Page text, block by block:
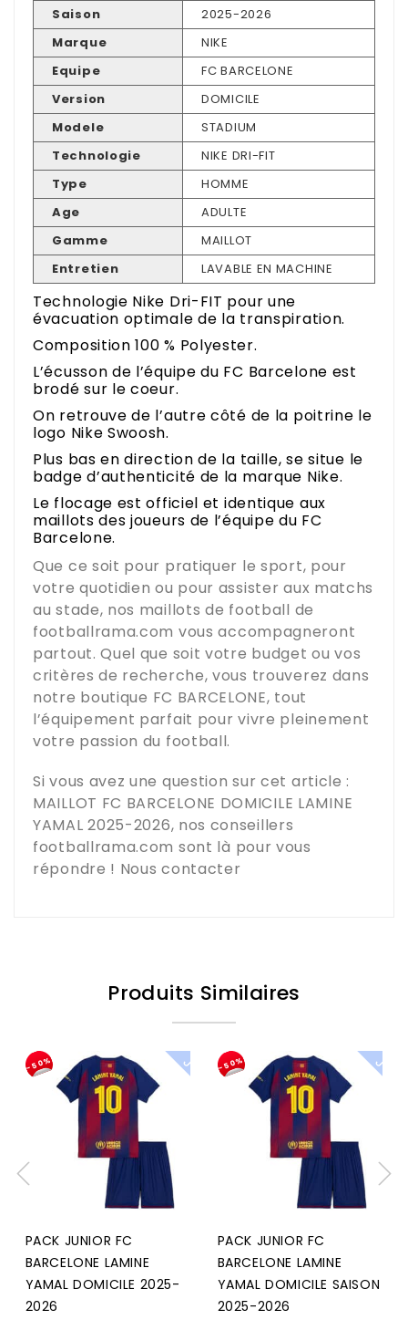
Technologie Nike Dri-FIT pour une
évacuation optimale de la transpiration.
Composition 100 % Polyester.
L’écusson de l’équipe du FC Barcelone est
brodé sur le coeur.
On retrouve de l’autre côté de la poitrine le
logo Nike Swoosh.
Plus bas en direction de la taille, se situe le
badge d’authenticité de la marque Nike.
Le flocage est officiel et identique aux
maillots des joueurs de l’équipe du FC
Barcelone.
Que ce soit pour pratiquer le sport, pour
votre quotidien ou pour assister aux matchs
au stade, nos maillots de football de
footballrama.com vous accompagneront
partout. Quel que soit votre budget ou vos
critères de recherche, vous trouverez dans
notre boutique FC BARCELONE, tout
l’équipement parfait pour vivre pleinement
votre passion du football.
Si vous avez une question sur cet article :
MAILLOT FC BARCELONE DOMICILE LAMINE
YAMAL 2025-2026, nos conseillers
footballrama.com sont là pour vous
répondre ! Nous contacter
Saison
2025-2026
Marque
NIKE
Equipe
FC BARCELONE
Version
DOMICILE
Modele
STADIUM
Technologie
NIKE DRI-FIT
Type
HOMME
Age
ADULTE
Gamme
MAILLOT
Entretien
LAVABLE EN MACHINE
Produits Similaires
-50% P
A
C
K
J
U
N
I
O
R
PACK JUNIOR FC
BARCELONE LAMINE
YAMAL DOMICILE 2025-
2026
-50%
PACK JUNIOR FC
BARCELONE LAMINE
YAMAL DOMICILE SAISON
2025-2026